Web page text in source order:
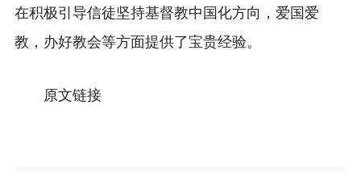
在积极引导信徒坚持基督教中国化方向，爱国爱
教，办好教会等方面提供了宝贵经验。
原文链接